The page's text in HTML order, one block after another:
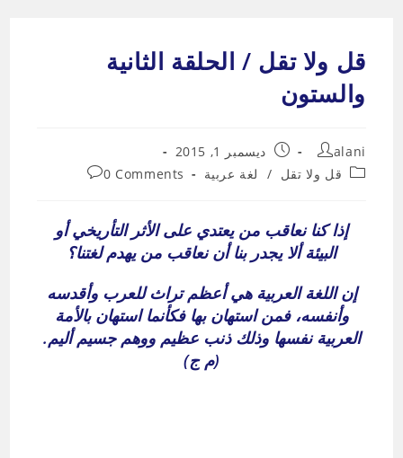
contentقل ولا تقل / الحلقة الثانية
والستون
Post
author:
alani
Post
published:
ديسمبر 1, 2015
Postقل ولا تقل / لغة عربية
Post
0 Comments
إذا كنا نعاقب من يعتدي على الأثر التأريخي أو
البيئة ألا يجدر بنا أن نعاقب من يهدم لغتنا؟
إن اللغة العربية هي أعظم تراث للعرب وأقدسه
وأنفسه، فمن استهان بها فكأنما استهان بالأمة
العربية نفسها وذلك ذنب عظيم ووهم جسيم أليم.
(م ج)